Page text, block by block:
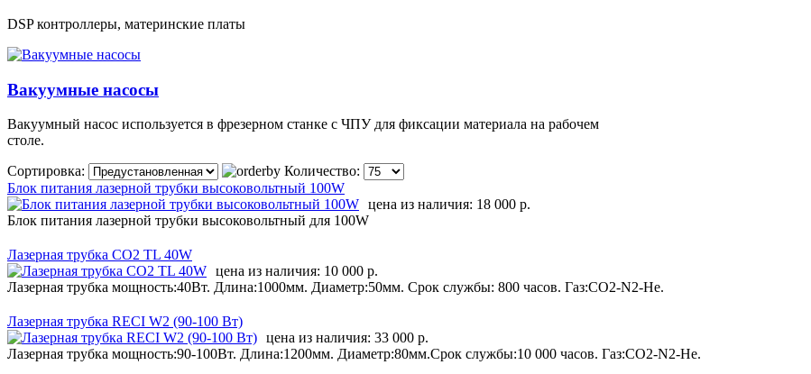
DSP контроллеры, материнские платы
Вакуумные насосы
Вакуумный насос используется в фрезерном станке с ЧПУ для фиксации материала на рабочем
столе.
Сортировка:
Количество:
Блок питания лазерной трубки высоковольтный 100W
цена из наличия: 18 000 р.
Блок питания лазерной трубки высоковольтный для 100W
Лазерная трубка CO2 TL 40W
цена из наличия: 10 000 р.
Лазерная трубка мощность:40Вт. Длина:1000мм. Диаметр:50мм. Срок службы: 800 часов. Газ:СО2-N2-He.
Лазерная трубка RECI W2 (90-100 Вт)
цена из наличия: 33 000 р.
Лазерная трубка мощность:90-100Вт. Длина:1200мм. Диаметр:80мм.Срок службы:10 000 часов. Газ:CO2-N2-He.